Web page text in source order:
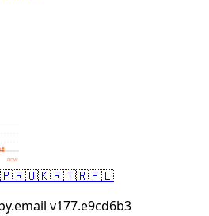
now
🇷🇺🇰🇷🇹🇷🇵🇱
v177.e9cd6b3